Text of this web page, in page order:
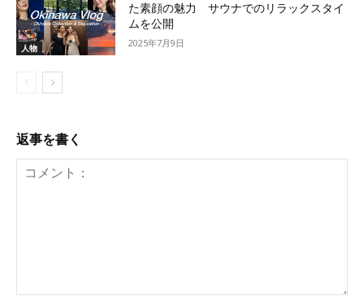
人物
た素顔の魅力 サウナでのリラックスタイ
ムを公開
2025年7月9日
返事を書く